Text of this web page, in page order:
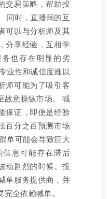
交易策略，帮助投
同时，直播间的互
可以与分析师及其
分享经验，互相学
也存在明显的劣
业性和诚信度难以
师可能为了吸引客
故意操纵市场。 喊
保证，即使是经验
百分之百预测市场
单可能会导致巨大
息可能存在滞后
动剧烈的时候。投
单服务提供商，并
全依赖喊单。